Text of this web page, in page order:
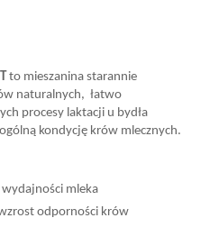
to mieszanina starannie
naturalnych, łatwo
procesy laktacji u bydła
kondycję krów mlecznych.
mleka
odporności krów